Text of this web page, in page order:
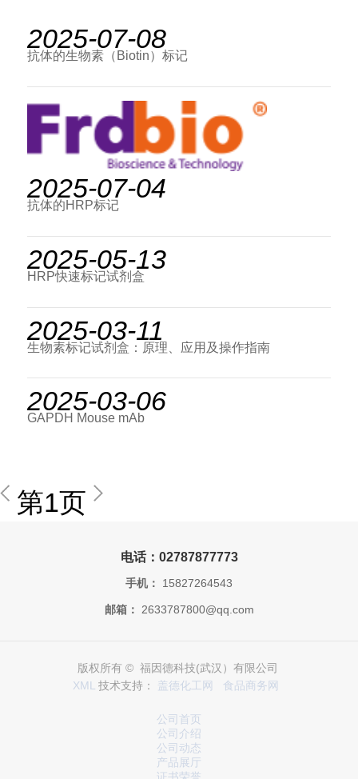
2025-07-08
抗体的生物素（Biotin）标记
2025-07-04
抗体的HRP标记
2025-05-13
HRP快速标记试剂盒
2025-03-11
生物素标记试剂盒：原理、应用及操作指南
2025-03-06
GAPDH Mouse mAb
第1页
电话：02787877773
手机： 15827264543
邮箱： 2633787800@qq.com
版权所有 © 福因德科技(武汉）有限公司
XML
技术支持： 盖德化工网 食品商务网
公司首页
公司介绍
公司动态
产品展厅